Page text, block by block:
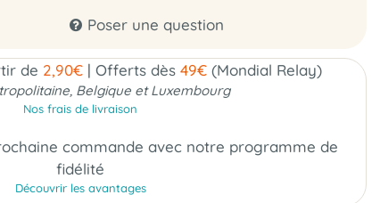
Poser une question
de 2,90€ | Offerts dès 49€ (Mondial Relay)
Belgique et Luxembourg
Nos frais de livraison
commande avec notre programme de
fidélité
Découvrir les avantages